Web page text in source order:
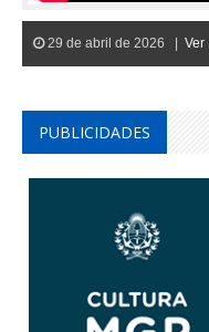
29 de abril de 2026 |Ver
PUBLICIDADES